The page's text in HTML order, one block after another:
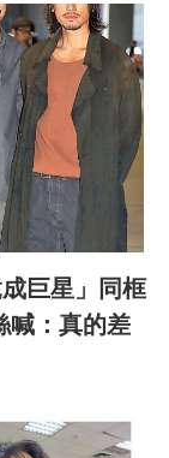
巨星」同框
：真的差